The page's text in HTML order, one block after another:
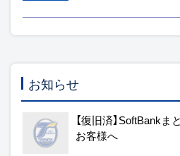
お知らせ
【復旧済】SoftBank
お客様へ